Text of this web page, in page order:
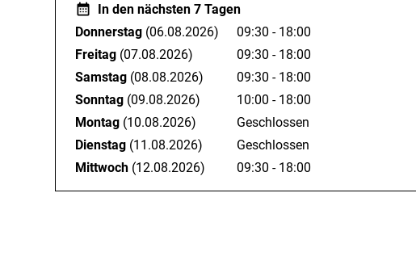
In den nächsten 7 Tagen
Donnerstag (06.08.2026)
09:30 - 18:00
Freitag (07.08.2026)
09:30 - 18:00
Samstag (08.08.2026)
09:30 - 18:00
Sonntag (09.08.2026)
10:00 - 18:00
Montag (10.08.2026)
Geschlossen
Dienstag (11.08.2026)
Geschlossen
Mittwoch (12.08.2026) 09:30 - 18:00